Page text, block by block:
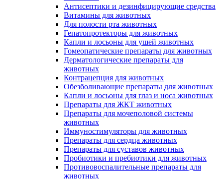
Антисептики и дезинфицирующие средства
Витамины для животных
Для полости рта животных
Гепатопротекторы для животных
Капли и лосьоны для ушей животных
Гомеопатические препараты для животных
Дерматологические препараты для
животных
Контрацепция для животных
Обезболивающие препараты для животных
Капли и лосьоны для глаз и носа животных
Препараты для ЖКТ животных
Препараты для мочеполовой системы
животных
Иммуностимуляторы для животных
Препараты для сердца животных
Препараты для суставов животных
Пробиотики и пребиотики для животных
Противовоспалительные препараты для
животных